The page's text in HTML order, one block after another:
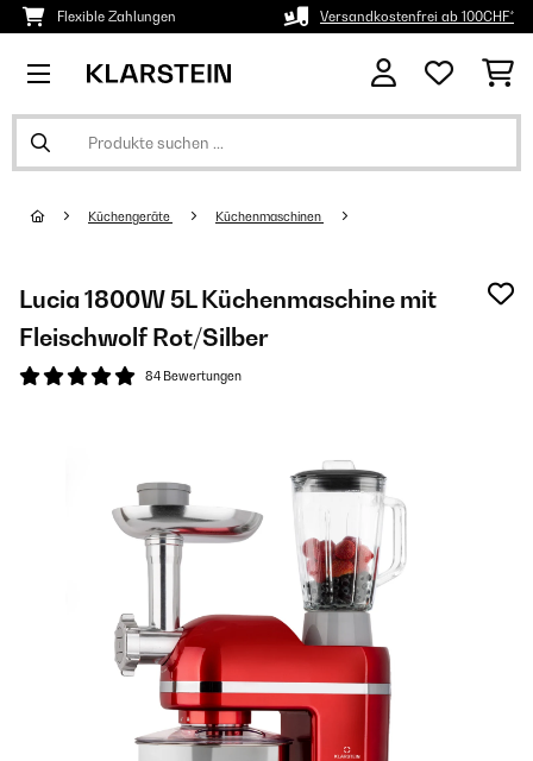
Flexible Zahlungen Versandkostenfrei ab 100CHF*
Küchengeräte Küchenmaschinen
Lucia 1800W 5L Küchenmaschine mit
Fleischwolf Rot/Silber
84 Bewertungen